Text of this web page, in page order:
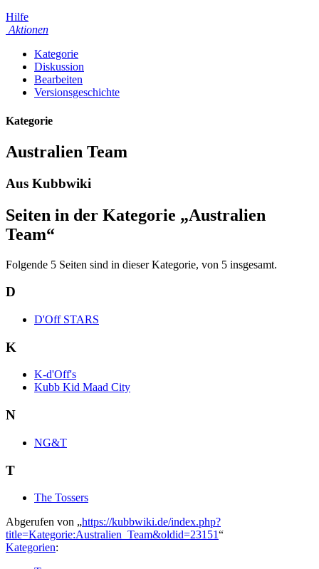
Hilfe
Aktionen
Kategorie
Diskussion
Bearbeiten
Versionsgeschichte
Kategorie
Australien Team
Aus Kubbwiki
Seiten in der Kategorie „Australien
Team“
Folgende 5 Seiten sind in dieser Kategorie, von 5 insgesamt.
D
D'Off STARS
K
K-d'Off's
Kubb Kid Maad City
N
NG&T
T
The Tossers
Abgerufen von „https://kubbwiki.de/index.php?
title=Kategorie:Australien_Team&oldid=23151“
Kategorien: